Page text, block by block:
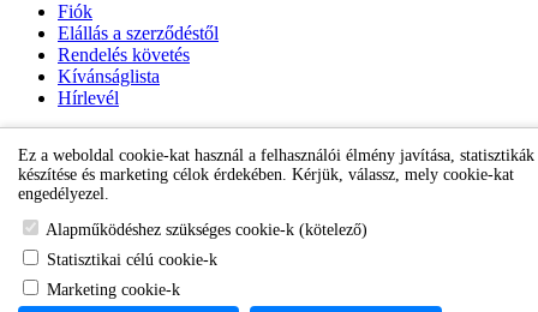
Fiók
Elállás a szerződéstől
Rendelés követés
Kívánságlista
Hírlevél
Gyermek Ékszer Shop
Ez a weboldal cookie-kat használ a felhasználói élmény javítása, statisztikák
készítése és marketing célok érdekében. Kérjük, válassz, mely cookie-kat
engedélyezel.
Alapműködéshez szükséges cookie-k (kötelező)
Statisztikai célú cookie-k
Marketing cookie-k